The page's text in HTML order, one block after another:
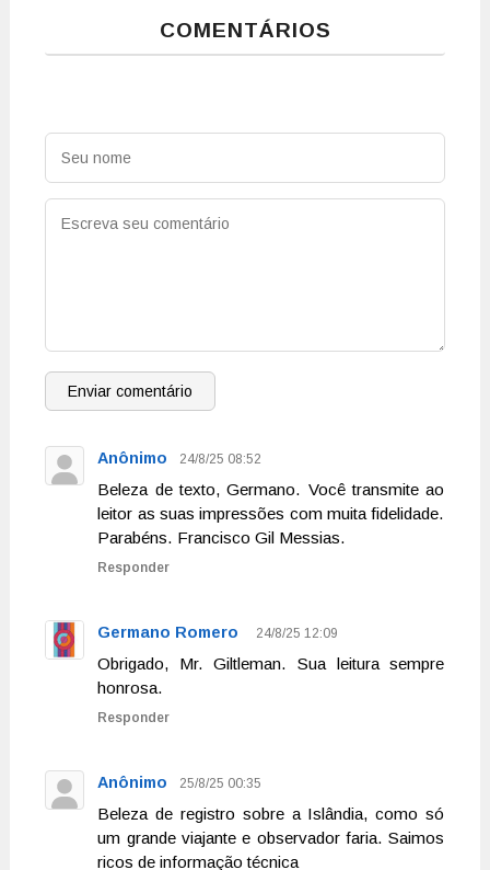
COMENTÁRIOS
Enviar comentário
Anônimo 24/8/25 08:52
Beleza de texto, Germano. Você transmite ao
leitor as suas impressões com muita fidelidade.
Parabéns. Francisco Gil Messias.
Responder
Germano Romero 24/8/25 12:09
Obrigado, Mr. Giltleman. Sua leitura sempre
honrosa.
Responder
Anônimo 25/8/25 00:35
Beleza de registro sobre a Islândia, como só
um grande viajante e observador faria. Saimos
ricos de informação técnica